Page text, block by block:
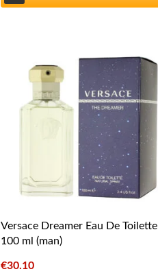
Versace Dreamer Eau De Toilette
100 ml (man)
€30.10